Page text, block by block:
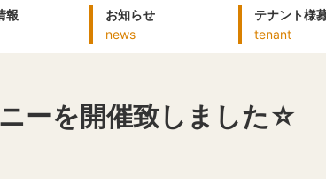
報
お知らせ
news
テナント様
tenant
ーを開催致しました☆